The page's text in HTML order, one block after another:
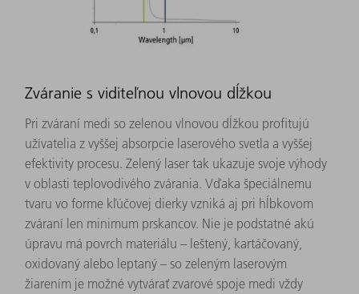
Zváranie s viditeľnou vlnovou dĺžkou
Pri zváraní medi so zelenou vlnovou dĺžkou profitujú
užívatelia z vyššej absorpcie laserového svetla a vyššej
efektivity procesu. Zelený laser tak ukazuje svoje výhody
v oblasti teplovodivého zvárania. Vďaka špeciálnemu
tvaru vo forme kľúčovej dierky vzniká aj pri hĺbkovom
zváraní len minimum prskancov. Nie je podstatné akú
úpravu má povrch materiálu – leštený, kartáčovaný,
oxidovaný alebo leptaný – so zeleným laserovým
žiarením je možné vytvárať zvarové spoje medi vždy